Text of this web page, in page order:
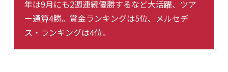
年は9月にも2週連続優勝するなど大活躍、ツア
ー通算4勝。賞金ランキングは5位、メルセデ
ス・ランキングは4位。